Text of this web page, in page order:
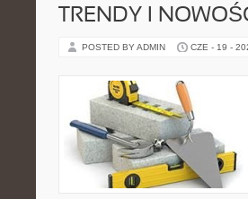
TRENDY I
POSTED BY ADMIN CZE - 19 -